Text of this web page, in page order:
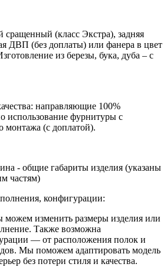
(класс Экстра), задняя
ДВП (без доплаты) или фанера в цвет
из березы, бука, дуба – с
направляющие 100%
использование фурнитуры с
монтажа (с доплатой).
- общие габариты изделия (указаны
частям)
конфигурации:
изменить размеры изделия или
Также возможна
— от расположения полок и
Мы поможем адаптировать модель
без потери стиля и качества.